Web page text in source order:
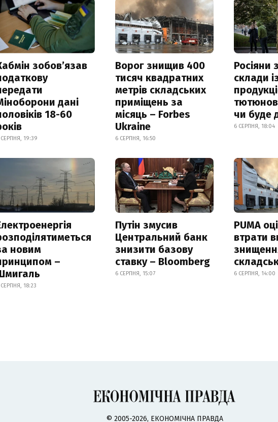
зобовʼязав
дані
18-60
СЕРПНЯ, 19:39
Ворог знищив 400
тисяч квадратних
метрів складських
приміщень за
місяць – Forbes
Ukraine
6 СЕРПНЯ, 16:50
Росіяни
склади
чи буде
6 СЕРПНЯ, 18:04
новим
–
СЕРПНЯ, 18:23
Путін змусив
Центральний банк
знизити базову
ставку – Bloomberg
6 СЕРПНЯ, 15:07
PUMA
втрати
6 СЕРПНЯ, 14:00
© 2005-2026, ЕКОНОМІЧНА ПРАВДА